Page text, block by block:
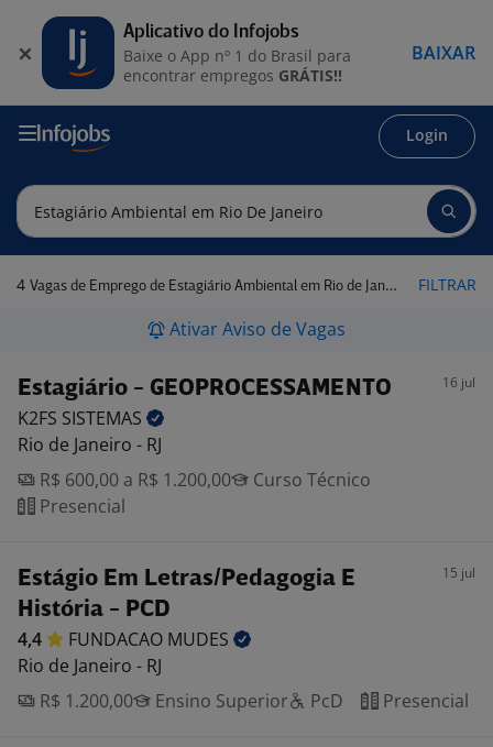
Login
4 Vagas de Emprego de Estagiário Ambiental em Rio de Janeiro FILTRAR
Ativar Aviso de Vagas
Estagiário - GEOPROCESSAMENTO 16 jul
K2FS SISTEMAS
Rio de Janeiro - RJ
R$ 600,00 a R$ 1.200,00
Curso Técnico
Presencial
Estágio Em Letras/Pedagogia E
História - PCD
15 jul
4,4 FUNDACAO MUDES
Rio de Janeiro - RJ
R$ 1.200,00
Ensino Superior PcD Presencial
Aplicativo do Infojobs
Baixe o App nº 1 do Brasil para
encontrar empregos GRÁTIS!!
BAIXAR